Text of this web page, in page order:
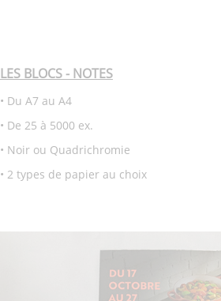
LES BLOCS - NOTES
• Du A7 au A4
• De 25 à 5000 ex.
• Noir ou Quadrichromie
• 2 types de papier au choix